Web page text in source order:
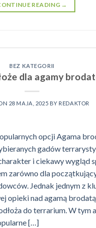
READING →
BEZ KATEGORII
dla agamy
28 MAJA, 2025 BY REDAKTOR
opcji Agama
gadów
i ciekawy wygląd
zarówno dla
Jednak jednym z
opieki nad agamą
do terrarium. W tym
[…]